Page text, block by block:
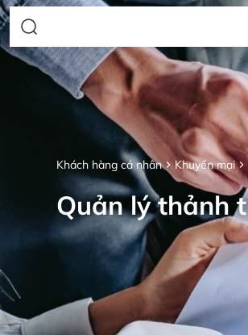
Khách hàng cá nhân Khuyến mại
Quản lý thảnh